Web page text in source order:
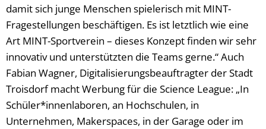
damit sich junge Menschen spielerisch mit MINT-
Fragestellungen beschäftigen. Es ist letztlich wie eine
Art MINT-Sportverein – dieses Konzept finden wir sehr
innovativ und unterstützten die Teams gerne.“ Auch
Fabian Wagner, Digitalisierungsbeauftragter der Stadt
Troisdorf macht Werbung für die Science League: „In
Schüler*innenlaboren, an Hochschulen, in
Unternehmen, Makerspaces, in der Garage oder im